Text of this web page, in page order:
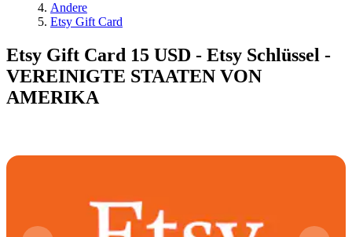
Andere
Etsy Gift Card
Etsy Gift Card 15 USD - Etsy Schlüssel -
VEREINIGTE STAATEN VON
AMERIKA